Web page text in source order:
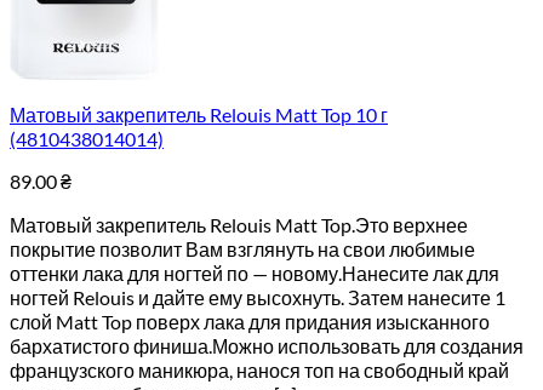
Матовый закрепитель Relouis Matt Top 10 г
(4810438014014)
89.00₴
Матовый закрепитель Relouis Matt Top.Это верхнее
покрытие позволит Вам взглянуть на свои любимые
оттенки лака для ногтей по — новому.Нанесите лак для
ногтей Relouis и дайте ему высохнуть. Затем нанесите 1
слой Matt Top поверх лака для придания изысканного
бархатистого финиша.Можно использовать для создания
французского маникюра, нанося топ на свободный край